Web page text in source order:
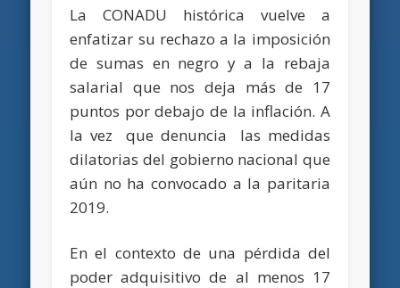
La CONADU histórica vuelve a
enfatizar su rechazo a la imposición
de sumas en negro y a la rebaja
salarial que nos deja más de 17
puntos por debajo de la inflación. A
la vez que denuncia las medidas
dilatorias del gobierno nacional que
aún no ha convocado a la paritaria
2019.
En el contexto de una pérdida del
poder adquisitivo de al menos 17